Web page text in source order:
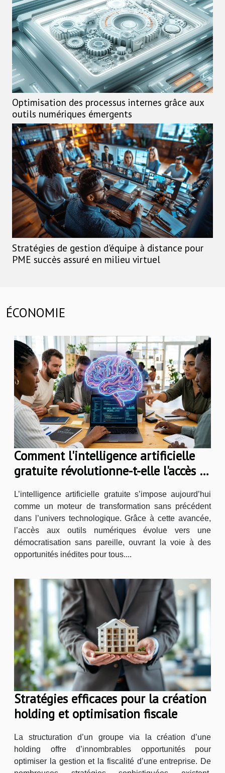
Optimisation des processus internes grâce aux
outils numériques émergents
Stratégies de gestion d'équipe à distance pour
PME succès assuré en milieu virtuel
ÉCONOMIE
Comment l'intelligence artificielle
gratuite révolutionne-t-elle l'accès à
L’intelligence artificielle gratuite s’impose aujourd’hui
comme un moteur de transformation sans précédent
dans l’univers technologique. Grâce à cette avancée,
l’accès aux outils numériques évolue vers une
démocratisation sans pareille, ouvrant la voie à des
opportunités inédites pour tous....
Stratégies efficaces pour la création
holding et optimisation fiscale
La structuration d’un groupe via la création d’une
holding offre d’innombrables opportunités pour
optimiser la gestion et la fiscalité d’une entreprise. De